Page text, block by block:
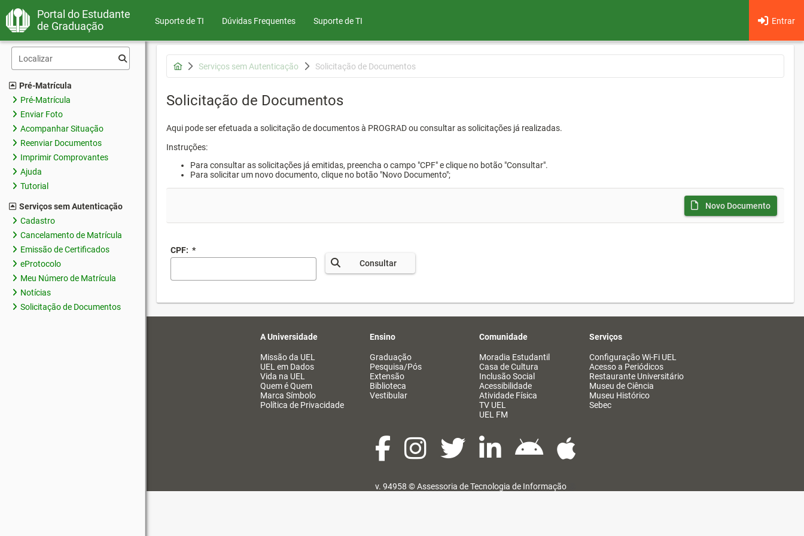
Portal do Estudante
de Graduação
Suporte de TI Dúvidas Frequentes Entrar
Suporte de TI
Pré-Matrícula
Pré-Matrícula
Enviar Foto
Acompanhar Situação
Reenviar Documentos
Imprimir Comprovantes
Ajuda
Tutorial
Serviços sem Autenticação
Cadastro
Cancelamento de Matrícula
Emissão de Certificados
eProtocolo
Meu Número de Matrícula
Notícias
Solicitação de Documentos
Serviços sem Autenticação Solicitação de Documentos
Solicitação de Documentos
Aqui pode ser efetuada a solicitação de documentos à PROGRAD ou consultar as solicitações já realizadas.
Instruções:
Para consultar as solicitações já emitidas, preencha o campo "CPF" e clique no botão "Consultar".
Para solicitar um novo documento, clique no botão "Novo Documento";
Novo Documento
CPF: *
Consultar
A Universidade
Missão da UEL
UEL em Dados
Vida na UEL
Quem é Quem
Marca Símbolo
Política de Privacidade
Ensino
Graduação
Pesquisa/Pós
Extensão
Biblioteca
Vestibular
Comunidade
Moradia Estudantil
Casa de Cultura
Inclusão Social
Acessibilidade
Atividade Física
TV UEL
UEL FM
Serviços
Configuração Wi-Fi UEL
Acesso a Periódicos
Restaurante Universitário
Museu de Ciência
Museu Histórico
Sebec
v. 94958 ©Assessoria de Tecnologia de Informação